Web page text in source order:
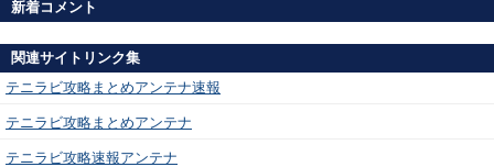
新着コメント
関連サイトリンク集
テニラビ攻略まとめアンテナ速報
テニラビ攻略まとめアンテナ
テニラビ攻略速報アンテナ